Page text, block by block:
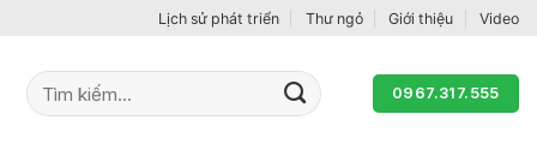
Lịch sử phát triển Thư ngỏ Giới thiệu Video
Tìm
kiếm:
0967.317.555